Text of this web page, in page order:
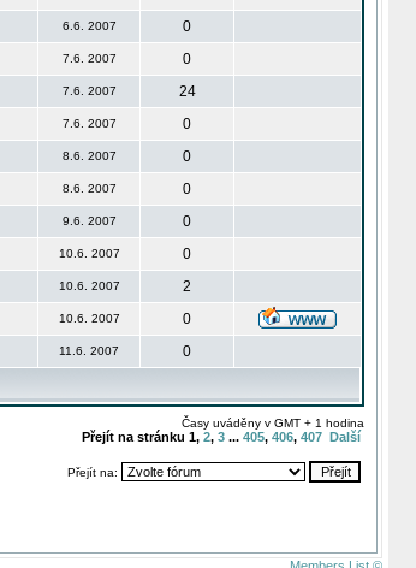
6.6. 2007
0
7.6. 2007
0
7.6. 2007
24
7.6. 2007
0
8.6. 2007
0
8.6. 2007
0
9.6. 2007
0
10.6. 2007
0
10.6. 2007
2
10.6. 2007
0
11.6. 2007 0
Časy uváděny v GMT + 1 hodina
Přejít na stránku 1, 2, 3 ... 405, 406, 407 Další
Přejít na: